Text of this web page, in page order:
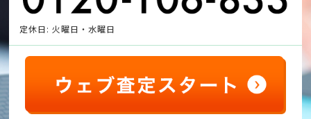
定休日: 火曜日・水曜日